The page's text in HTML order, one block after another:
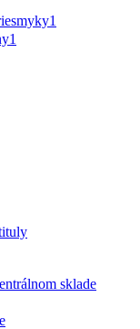
1
1
sklade